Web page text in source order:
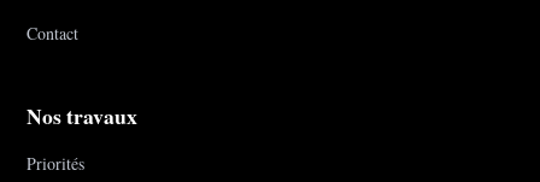
Contact
Nos travaux
Priorités